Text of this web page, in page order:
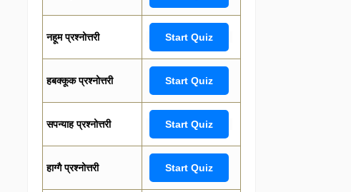
नहूम प्रश्नोत्तरी Start Quiz
हबक्कूक प्रश्नोत्तरी Start Quiz
सपन्याह प्रश्नोत्तरी Start Quiz
हाग्गै प्रश्नोत्तरी Start Quiz